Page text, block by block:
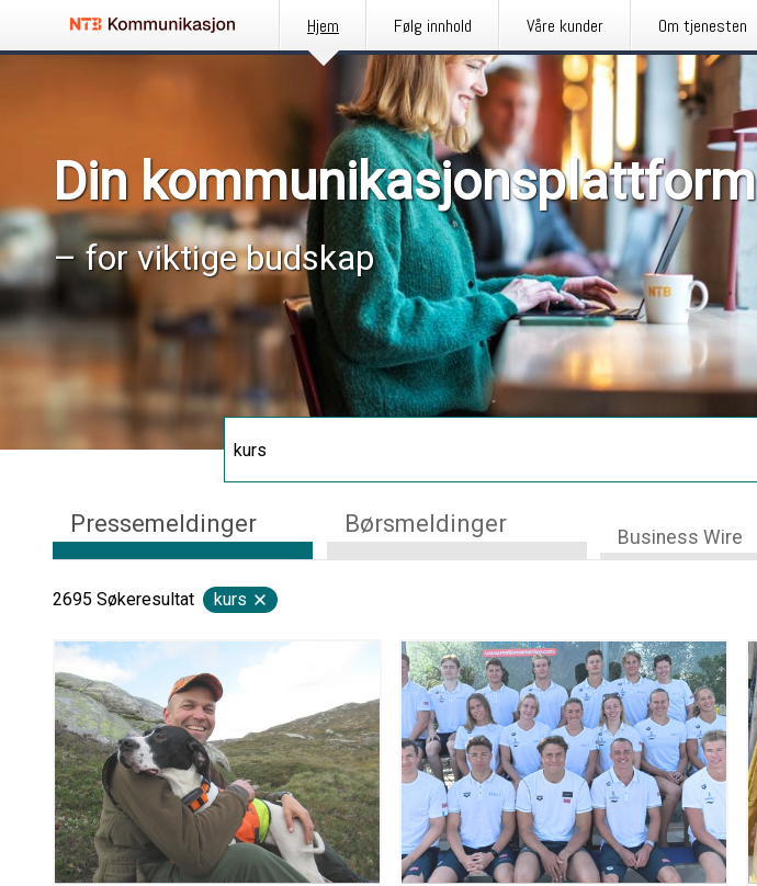
Hjem Følg innhold Våre kunder Om tjenesten
Din kommunikasjonsplattform
– for viktige budskap
Pressemeldinger Børsmeldinger Business Wire
2695 Søkeresultat kurs